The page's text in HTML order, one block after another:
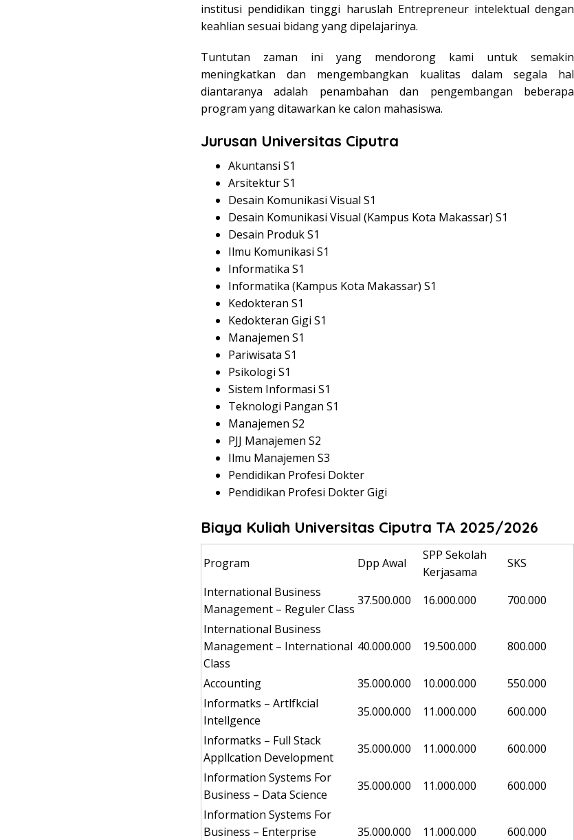
institusi pendidikan tinggi haruslah Entrepreneur intelektual dengan
keahlian sesuai bidang yang dipelajarinya.
Tuntutan zaman ini yang mendorong kami untuk semakin
meningkatkan dan mengembangkan kualitas dalam segala hal
diantaranya adalah penambahan dan pengembangan beberapa
program yang ditawarkan ke calon mahasiswa.
Jurusan Universitas Ciputra
Akuntansi S1
Arsitektur S1
Desain Komunikasi Visual S1
Desain Komunikasi Visual (Kampus Kota Makassar) S1
Desain Produk S1
Ilmu Komunikasi S1
Informatika S1
Informatika (Kampus Kota Makassar) S1
Kedokteran S1
Kedokteran Gigi S1
Manajemen S1
Pariwisata S1
Psikologi S1
Sistem Informasi S1
Teknologi Pangan S1
Manajemen S2
PJJ Manajemen S2
Ilmu Manajemen S3
Pendidikan Profesi Dokter
Pendidikan Profesi Dokter Gigi
Biaya Kuliah Universitas Ciputra TA 2025/2026
Program Dpp Awal
SPP Sekolah
Kerjasama
SKS
International Business
Management – Reguler Class
37.500.000 16.000.000
700.000
International Business
Management – International
Class
40.000.000 19.500.000 800.000
Accounting 35.000.000 10.000.000
550.000
Informatks – Artlfkcial
Intellgence
35.000.000 11.000.000
600.000
Informatks – Full Stack
Appllcation Development
35.000.000 11.000.000
600.000
Information Systems For
Business – Data Science
35.000.000 11.000.000
600.000
Information Systems For
Business – Enterprise
35.000.000 11.000.000 600.000